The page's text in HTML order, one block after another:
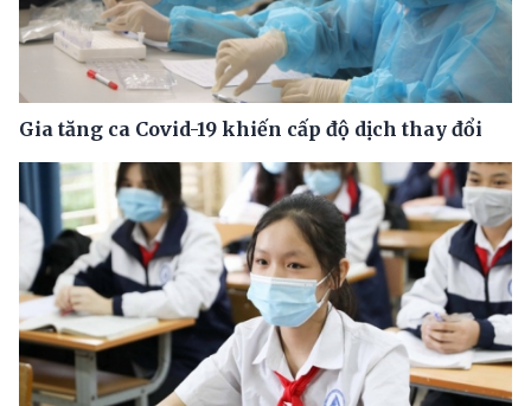
Gia tăng ca Covid-19 khiến cấp độ dịch thay đổi